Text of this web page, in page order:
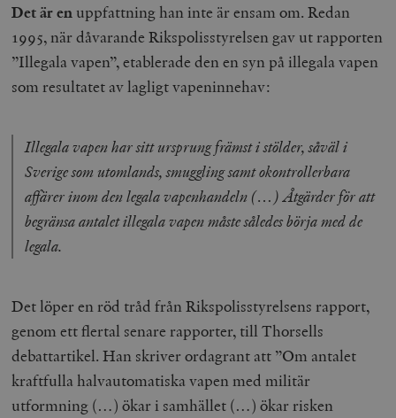
Det är en uppfattning han inte är ensam om. Redan
1995, när dåvarande Rikspolisstyrelsen gav ut rapporten
”Illegala vapen”, etablerade den en syn på illegala vapen
som resultatet av lagligt vapeninnehav:
Illegala vapen har sitt ursprung främst i stölder, såväl i
Sverige som utomlands, smuggling samt okontrollerbara
affärer inom den legala vapenhandeln (…) Åtgärder för att
begränsa antalet illegala vapen måste således börja med de
legala.
Det löper en röd tråd från Rikspolisstyrelsens rapport,
genom ett flertal senare rapporter, till Thorsells
debattartikel. Han skriver ordagrant att ”Om antalet
kraftfulla halvautomatiska vapen med militär
utformning (…) ökar i samhället (…) ökar risken